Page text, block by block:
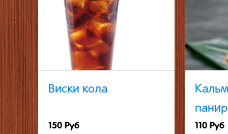
Виски кола
150 Руб 110 Руб